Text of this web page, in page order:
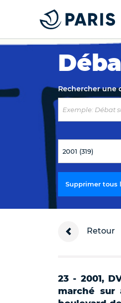
Top of
Rechercher une
Supprimer tous
Retour
23 - 2001,
marché